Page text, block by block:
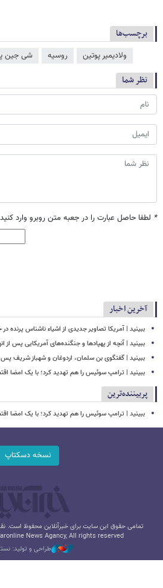
برچسب‌ها
ولادیمیر پوتین روسیه شی جین‌
نظر شما
* لطفا حاصل عبارت را در جعبه متن روبرو وارد کنید
آخرین اخبار
ببینید | آمریکا تصاویر جدیدی از اشیاء ناشناس پرنده در
ببینید | آنچه از پهپادها و جنگنده‌های آمریکایی پس از
ببینید | گفتگوی بن سلمان، اردوغان و شهباز شریف
ببینید | ترامپ سوئیس را هم تهدید کرد؛ با یک امضا
پربیننده‌ترین
ببینید | ترامپ سوئیس را هم تهدید کرد؛ با یک امضا
نسخه دسکتاپ
تمامی حقوق این سایت برای خبرآنلاین محفوظ است.
News Agancy, All rights reserved
طراحی و تولید: